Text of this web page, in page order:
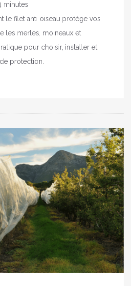
minutes
le filet anti oiseau protège vos
les merles, moineaux et
pour choisir, installer et
protection.